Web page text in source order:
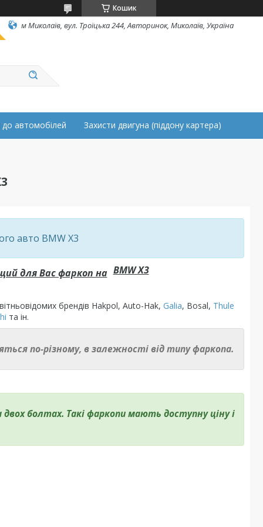
Кошик
м Миколаїв, вул. Троїцька 244, Авторинок, Миколаїв, Україна
автомобілей Захисти двигуна (піддону картера)
авто BMW X3
для Вас фаркоп на BMW X3
брендів Hakpol, Auto-Hak, Galia, Bosal, Thule
та ін.
по-різному, в залежності від типу фаркопа.
болтах. Такі фаркопи мають доступну ціну і